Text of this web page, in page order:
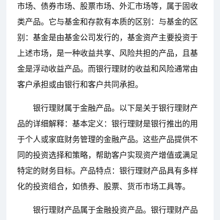
市场、债券市场、股票市场、外汇市场等，属于固收
类产品。它与基金和存款有本质的区别：与基金的区
别：基金是由基金公司发行的，基金资产主要投资于
上述市场，是一种收益共享、风险共担的产品，且基
金是浮动收益产品。而银行理财的收益和风险通常由
客户承担或由银行和客户共同承担。
银行理财属于金融产品。以下是关于银行理财产
品的详细解释：基本定义：银行理财是银行推出的用
于个人或家庭财务管理的金融产品。这些产品提供不
同的投资选择和策略，帮助客户实现资产增值或满足
特定的财务目标。产品特点：银行理财产品具有多样
化的投资组合，如债券、股票、货币市场工具等。
银行理财产品属于金融投资产品。银行理财产品